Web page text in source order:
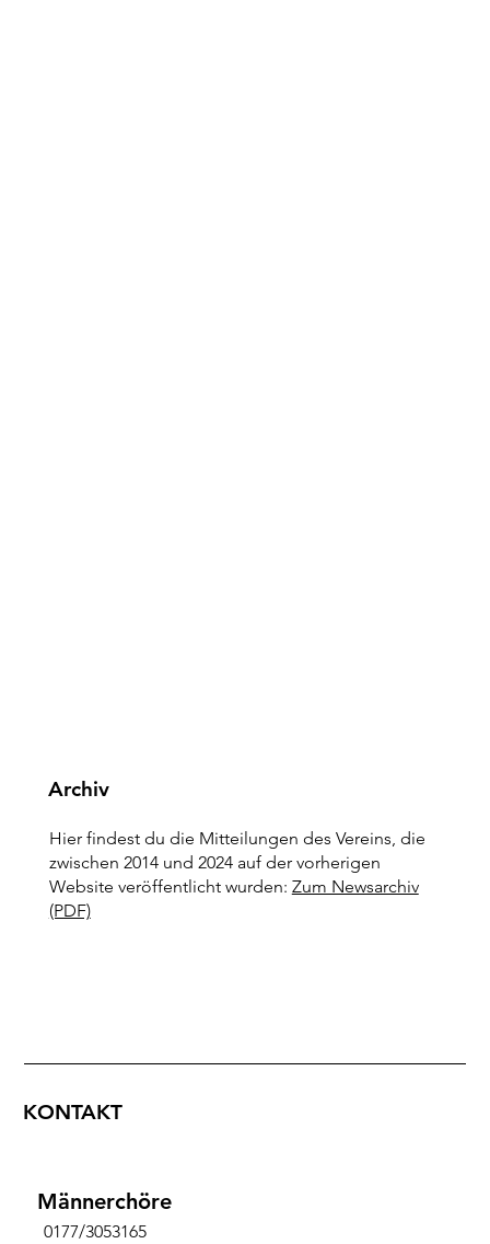
Archiv
Hier findest du die Mitteilungen des Vereins, die
zwischen 2014 und 2024 auf der vorherigen
Website veröffentlicht wurden: Zum Newsarchiv
(PDF)
KONTAKT
Männerchöre
0177/3053165